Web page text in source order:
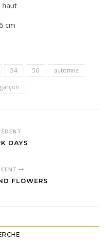
haut
cm
54 56
automne
garçon
DAYS
FLOWERS